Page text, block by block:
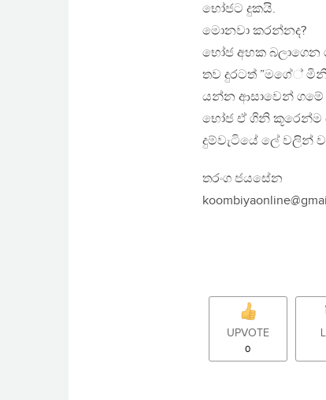
භෝජට දුකයි.
මොනවා කරන්නද?
භෝජ අහක බලාගෙන
තව දුරටත් ”මගේ්
යන්න ආසාවෙන් ගමේ
භෝජ ඒ ගිනි කූරෙන්ම
දුම්වැටියේ ලේ වලින්
තරංග ජයසේන
UPVOTE
0